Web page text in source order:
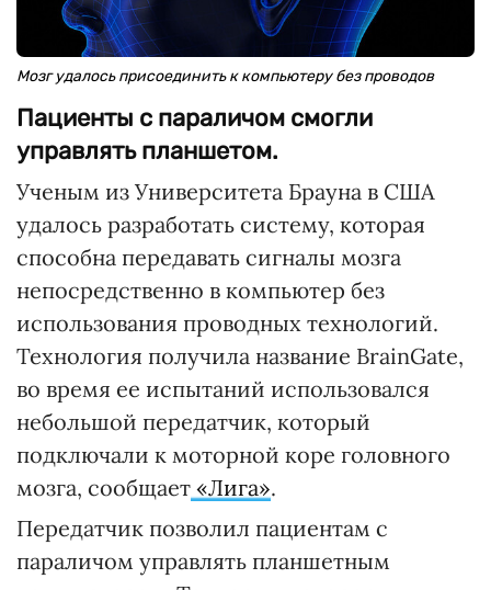
Мозг удалось присоединить к компьютеру без проводов
Пациенты с параличом смогли
управлять планшетом.
Ученым из Университета Брауна в США
удалось разработать систему, которая
способна передавать сигналы мозга
непосредственно в компьютер без
использования проводных технологий.
Технология получила название BrainGate,
во время ее испытаний использовался
небольшой передатчик, который
подключали к моторной коре головного
мозга, сообщает «Лига».
Передатчик позволил пациентам с
параличом управлять планшетным